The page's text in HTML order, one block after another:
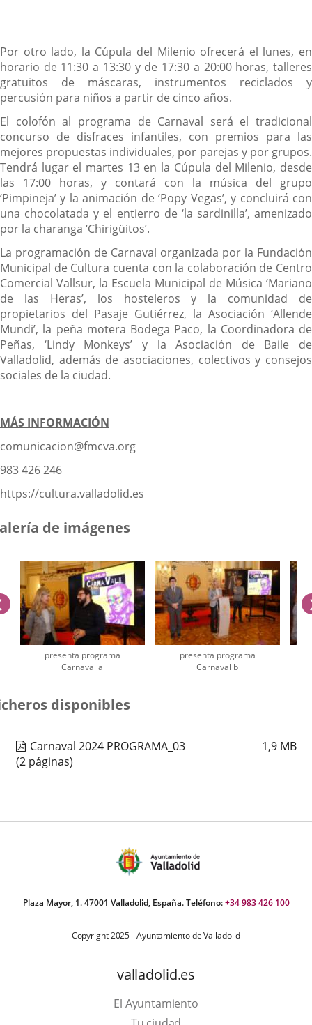
Por otro lado, la Cúpula del Milenio ofrecerá el lunes, en
horario de 11:30 a 13:30 y de 17:30 a 20:00 horas, talleres
gratuitos de máscaras, instrumentos reciclados y
percusión para niños a partir de cinco años.
El colofón al programa de Carnaval será el tradicional
concurso de disfraces infantiles, con premios para las
mejores propuestas individuales, por parejas y por grupos.
Tendrá lugar el martes 13 en la Cúpula del Milenio, desde
las 17:00 horas, y contará con la música del grupo
‘Pimpineja’ y la animación de ‘Popy Vegas’, y concluirá con
una chocolatada y el entierro de ‘la sardinilla’, amenizado
por la charanga ‘Chirigüitos’.
La programación de Carnaval organizada por la Fundación
Municipal de Cultura cuenta con la colaboración de Centro
Comercial Vallsur, la Escuela Municipal de Música ‘Mariano
de las Heras’, los hosteleros y la comunidad de
propietarios del Pasaje Gutiérrez, la Asociación ‘Allende
Mundi’, la peña motera Bodega Paco, la Coordinadora de
Peñas, ‘Lindy Monkeys’ y la Asociación de Baile de
Valladolid, además de asociaciones, colectivos y consejos
sociales de la ciudad.
MÁS INFORMACIÓN
comunicacion@fmcva.org
983 426 246
https://cultura.valladolid.es
de imágenes
presenta programa
Carnaval a
presenta programa
Carnaval b
anterior
disponibles
Carnaval 2024 PROGRAMA_03 1,9 MB
(2 páginas)
Plaza Mayor, 1. 47001 Valladolid, España. Teléfono:+34 983 426 100
Copyright 2025 - Ayuntamiento de Valladolid
valladolid.es
El Ayuntamiento